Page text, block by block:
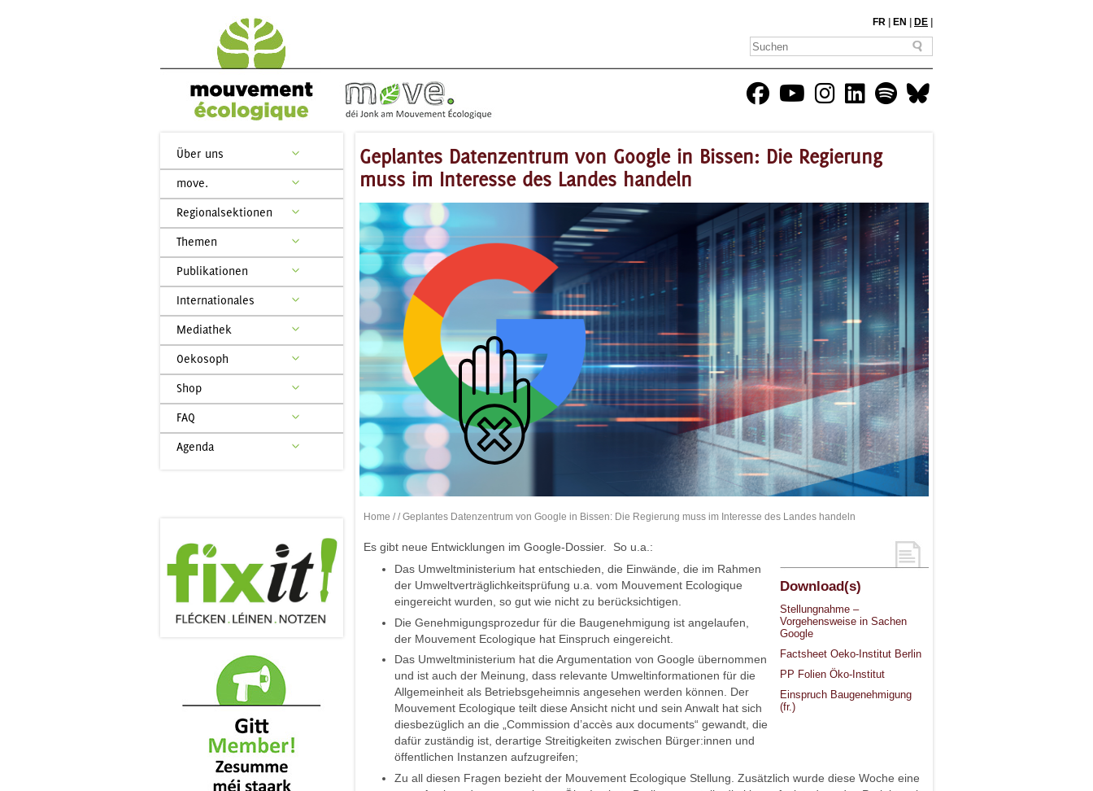
FR EN DE
Über uns
move.
Regionalsektionen
Themen
Publikationen
Internationales
Mediathek
Oekosoph
Shop
FAQ
Agenda
Geplantes Datenzentrum von Google in Bissen: Die Regierung
muss im Interesse des Landes handeln
Home // Geplantes Datenzentrum von Google in Bissen: Die Regierung muss im Interesse des Landes handeln
Download(s)
Stellungnahme –
Vorgehensweise in Sachen
Google
Factsheet Oeko-Institut Berlin
PP Folien Öko-Institut
Einspruch Baugenehmigung
(fr.)
Es gibt neue Entwicklungen im Google-Dossier. So u.a.:
Das Umweltministerium hat entschieden, die Einwände, die im Rahmen
der Umweltverträglichkeitsprüfung u.a. vom Mouvement Ecologique
eingereicht wurden, so gut wie nicht zu berücksichtigen.
Die Genehmigungsprozedur für die Baugenehmigung ist angelaufen,
der Mouvement Ecologique hat Einspruch eingereicht.
Das Umweltministerium hat die Argumentation von Google übernommen
und ist auch der Meinung, dass relevante Umweltinformationen für die
Allgemeinheit als Betriebsgeheimnis angesehen werden können. Der
Mouvement Ecologique teilt diese Ansicht nicht und sein Anwalt hat sich
diesbezüglich an die „Commission d’accès aux documents“ gewandt, die
dafür zuständig ist, derartige Streitigkeiten zwischen Bürger:innen und
öffentlichen Instanzen aufzugreifen;
Zu all diesen Fragen bezieht der Mouvement Ecologique Stellung. Zusätzlich wurde diese Woche eine